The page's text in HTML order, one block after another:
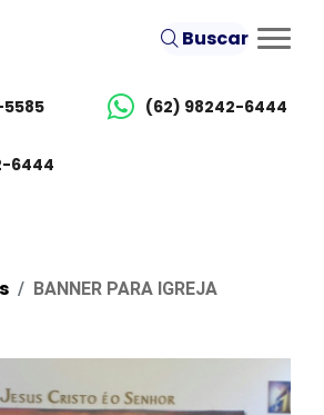
Buscar
5585 (62) 98242-6444
6444
BANNER PARA IGREJA